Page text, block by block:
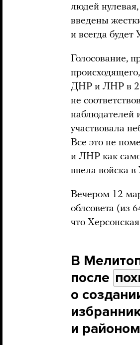
людей
введены
и всегда будет
Голосование,
ДНР и ЛНР в
не
наблюдателей
участвовала
Все это не
и ЛНР как
ввела войска в
Вечером 12
облсовета (из
что
В
после
о
и